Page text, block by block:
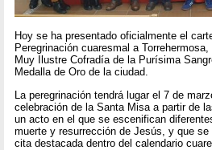
Hoy se ha presentado oficialmente el
Peregrinación cuaresmal a
Muy Ilustre Cofradía de la Purísima
Medalla de Oro de la ciudad.
La peregrinación tendrá lugar el 7 de
celebración de la Santa Misa a partir de
un acto en el que se escenifican
muerte y resurrección de Jesús, y que
cita destacada dentro del calendario